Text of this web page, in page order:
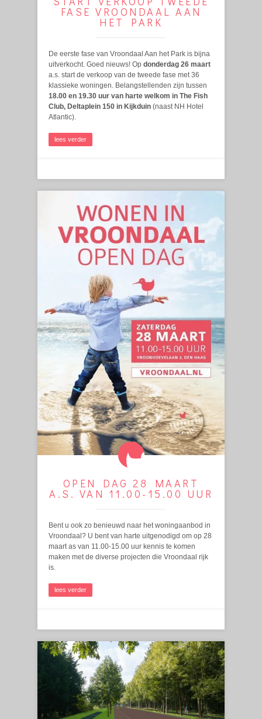
FASE VROONDAAL AAN
HET PARK
De eerste fase van Vroondaal Aan het Park is bijna
uitverkocht. Goed nieuws! Op donderdag 26 maart
a.s. start de verkoop van de tweede fase met 36
klassieke woningen. Belangstellenden zijn tussen
18.00 en 19.30 uur van harte welkom in The Fish
Club, Deltaplein 150 in Kijkduin (naast NH Hotel
Atlantic).
lees verder
OPEN DAG 28 MAART
A.S. VAN 11.00-15.00 UUR
Bent u ook zo benieuwd naar het woningaanbod in
Vroondaal? U bent van harte uitgenodigd om op 28
maart as van 11.00-15.00 uur kennis te komen
maken met de diverse projecten die Vroondaal rijk
is.
lees verder